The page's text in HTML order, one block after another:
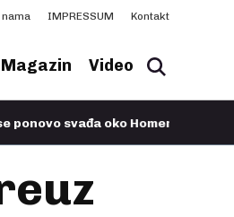
nama IMPRESSUM Kontakt
Magazin Video
oko Homera 11.07.2026, 07:49